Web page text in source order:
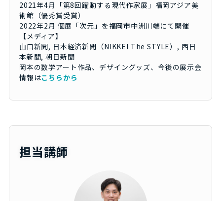
2021年4月「第8回躍動する現代作家展」福岡アジア美
術館（優秀賞受賞）
2022年2月 個展「次元」を福岡市中洲川端にて開催
【メディア】
山口新聞, 日本経済新聞（NIKKEI The STYLE）, 西日
本新聞, 朝日新聞
岡本の数学アート作品、デザイングッズ、今後の展示会
情報はこちらから
担当講師